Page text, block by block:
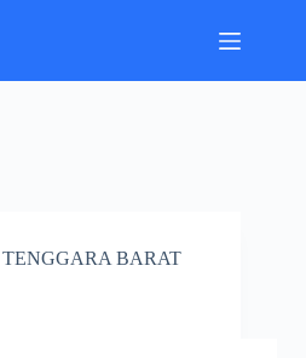
BARAT